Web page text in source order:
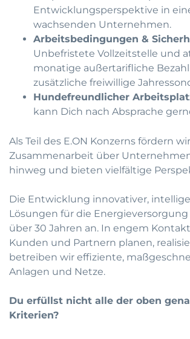
Entwicklungsperspektive in
wachsenden Unternehmen.
Arbeitsbedingungen &
Unbefristete Vollzeitstelle und
monatige außertarifliche
zusätzliche freiwillige
Hundefreundlicher
kann Dich nach Absprache
Als Teil des E.ON Konzerns fördern
Zusammenarbeit über
hinweg und bieten vielfältige
Die Entwicklung innovativer,
Lösungen für die
über 30 Jahren an. In engem
Kunden und Partnern planen,
betreiben wir effiziente,
Anlagen und Netze.
Du erfüllst nicht alle der oben
Kriterien?